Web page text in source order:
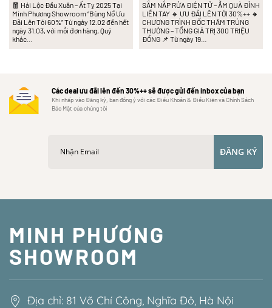
🧧 Hái Lộc Đầu Xuân – Ất Tỵ 2025 Tại
Minh Phương Showroom “Bùng Nổ Ưu
Đãi Lên Tới 60%” Từ ngày 12.02 đến hết
ngày 31.03, với mỗi đơn hàng, Quý
khác…
SẮM NẮP RỬA ĐIỆN TỬ – ẴM QUÀ ĐỈNH
LIỀN TAY 🔸 ƯU ĐÃI LÊN TỚI 30%++ 🔸
CHƯƠNG TRÌNH BỐC THĂM TRÚNG
THƯỞNG – TỔNG GIÁ TRỊ 300 TRIỆU
ĐỒNG 📌 Từ ngày 19…
Các deal ưu đãi lên đến 30%++ sẽ được gửi đến inbox của bạn
Khi nhấp vào Đăng ký, bạn đồng ý với các Điều Khoản & Điều Kiện và Chính Sách
Bảo Mật của chúng tôi
ĐĂNG KÝ
MINH PHƯƠNG
SHOWROOM
Địa chỉ: 81 Võ Chí Công, Nghĩa Đô, Hà Nội